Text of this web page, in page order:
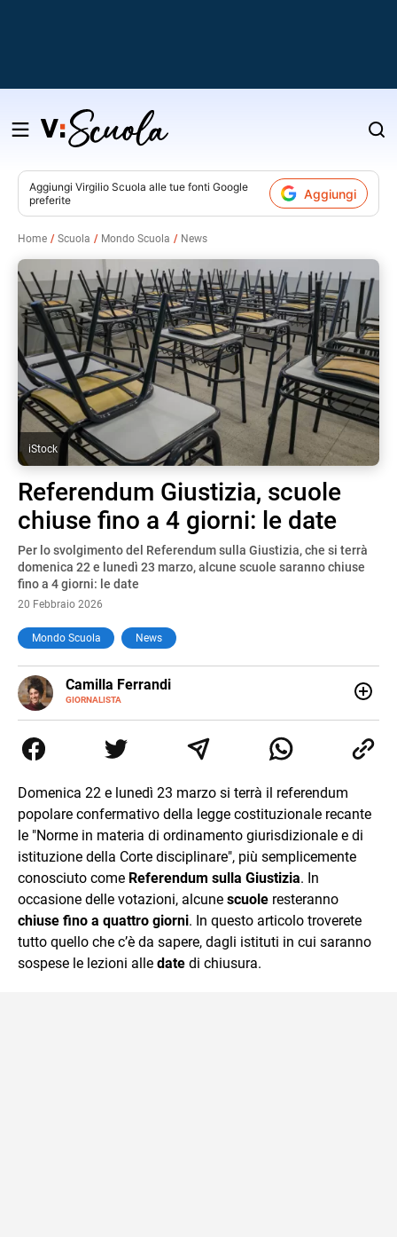
Salta
contenuto
Aggiungi Virgilio Scuola alle tue fonti Google
preferite
Aggiungi
Home Scuola Mondo Scuola News
iStock
Referendum Giustizia, scuole
chiuse fino a 4 giorni: le date
Per lo svolgimento del Referendum sulla Giustizia, che si terrà
domenica 22 e lunedì 23 marzo, alcune scuole saranno chiuse
fino a 4 giorni: le date
20 Febbraio 2026
Mondo Scuola News
Camilla Ferrandi
GIORNALISTA
E-
MAIL
LINKEDIN
di trasformare la passione per la scrittura in un lavoro, e
da lì non mi sono più fermata. L’attualità è il mio pane
mente.
Domenica 22 e lunedì 23 marzo si terrà il referendum
popolare confermativo della legge costituzionale recante
le "Norme in materia di ordinamento giurisdizionale e di
istituzione della Corte disciplinare", più semplicemente
conosciuto come Referendum sulla Giustizia. In
occasione delle votazioni, alcune scuole resteranno
chiuse fino a quattro giorni. In questo articolo troverete
tutto quello che c’è da sapere, dagli istituti in cui saranno
sospese le lezioni alle date di chiusura.